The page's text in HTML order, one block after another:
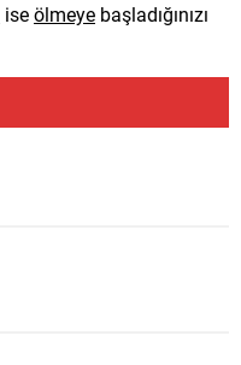
iseölmeye başladığınızı